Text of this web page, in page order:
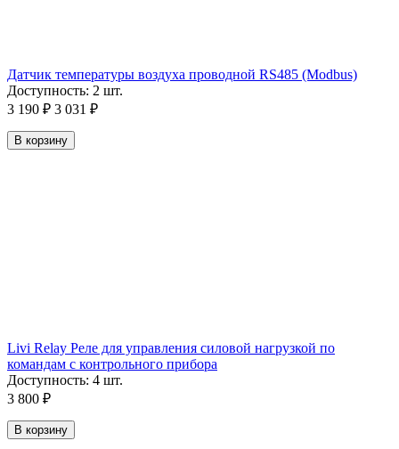
Датчик температуры воздуха проводной RS485 (Modbus)
Доступность: 2 шт.
3 190 ₽ 3 031 ₽
В корзину
Livi Relay Реле для управления силовой нагрузкой по
командам с контрольного прибора
Доступность: 4 шт.
3 800 ₽
В корзину